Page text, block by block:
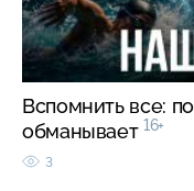
Вспомнить все:
обманывает 16+
3